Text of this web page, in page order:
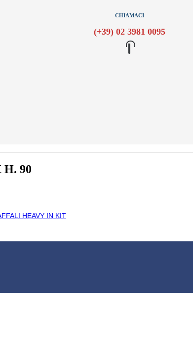
CHIAMACI
(+39) 02 3981 0095
H. 90
HEAVY IN KIT